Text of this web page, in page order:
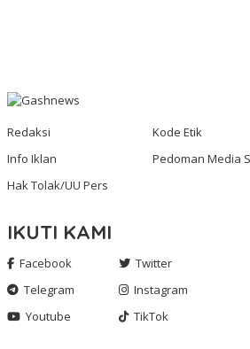
Redaksi
Kode Etik
Info Iklan
Pedoman Media
Hak Tolak/UU Pers
IKUTI KAMI
Facebook
Twitter
Telegram
Instagram
Youtube
TikTok